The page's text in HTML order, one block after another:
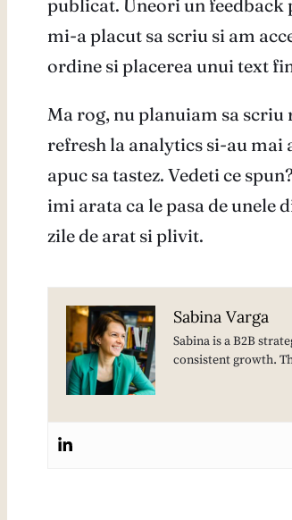
publicat. Uneori un feedback
mi-a placut sa scriu si am
ordine si placerea unui text
Ma rog, nu planuiam sa
refresh la analytics si-au mai
apuc sa tastez. Vedeti ce
imi arata ca le pasa de unele
zile de arat si plivit.
Sabina Varga
Sabina is a B2B
consistent growth.